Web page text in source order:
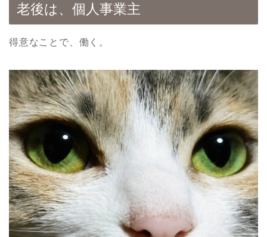
老後は、個人事業主
得意なことで、働く。